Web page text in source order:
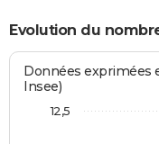
Evolution du
Données exprimées
Insee)
12,5